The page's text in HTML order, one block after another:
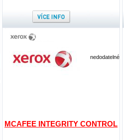
MCAFEE INTEGRITY CONTROL
nedodatelné